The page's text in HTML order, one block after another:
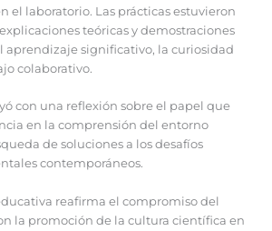
el laboratorio. Las prácticas estuvieron
teóricas y demostraciones
aprendizaje significativo, la curiosidad
colaborativo.
con una reflexión sobre el papel que
en la comprensión del entorno
de soluciones a los desafíos
contemporáneos.
reafirma el compromiso del
la promoción de la cultura científica en